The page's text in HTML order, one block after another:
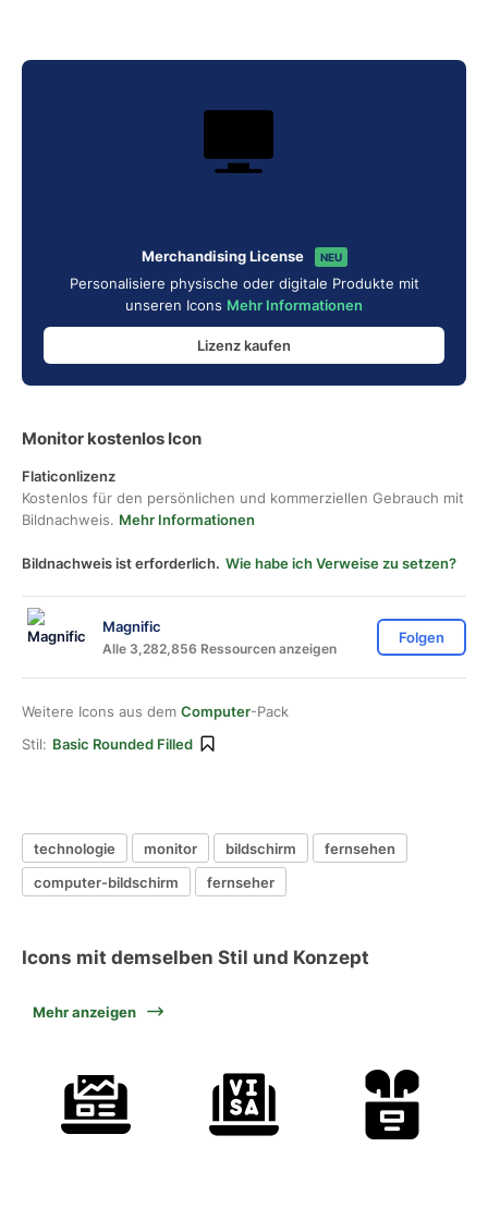
Merchandising License NEU
Personalisiere physische oder digitale Produkte mit
unseren Icons Mehr Informationen
Lizenz kaufen
Monitor kostenlos Icon
Flaticonlizenz
Kostenlos für den persönlichen und kommerziellen Gebrauch mit
Bildnachweis. Mehr Informationen
Bildnachweis ist erforderlich. Wie habe ich Verweise zu setzen?
Magnific
Alle 3,282,856 Ressourcen anzeigen
Folgen
Weitere Icons aus dem Computer-Pack
Stil: Basic Rounded Filled
technologie monitor bildschirm
fernsehen
computer-bildschirm
fernseher
Icons mit demselben Stil und Konzept
Mehr anzeigen